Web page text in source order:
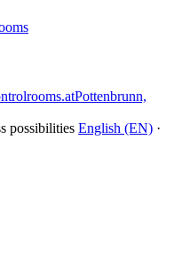
Pottenbrunn,
possibilities English (EN) ·